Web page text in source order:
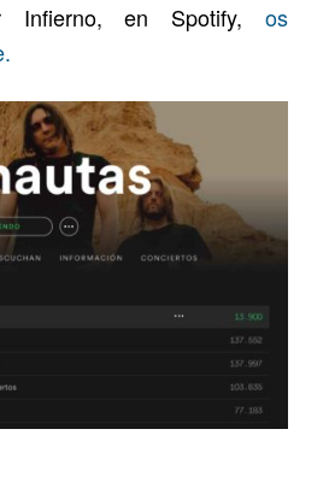
Infierno, en Spotify,os